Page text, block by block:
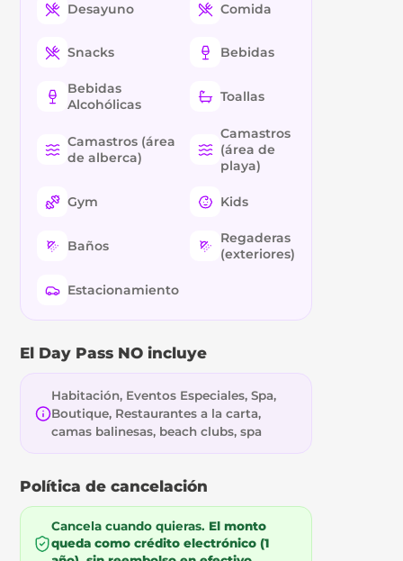
Desayuno Comida
Snacks Bebidas
Bebidas
Alcohólicas
Toallas
Camastros (área
de alberca)
Camastros
(área de
playa)
Gym Kids
Baños
Regaderas
(exteriores)
Estacionamiento
El Day Pass NO incluye
Habitación, Eventos Especiales, Spa,
Boutique, Restaurantes a la carta,
camas balinesas, beach clubs, spa
Política de cancelación
Cancela cuando quieras. El monto
queda como crédito electrónico (1